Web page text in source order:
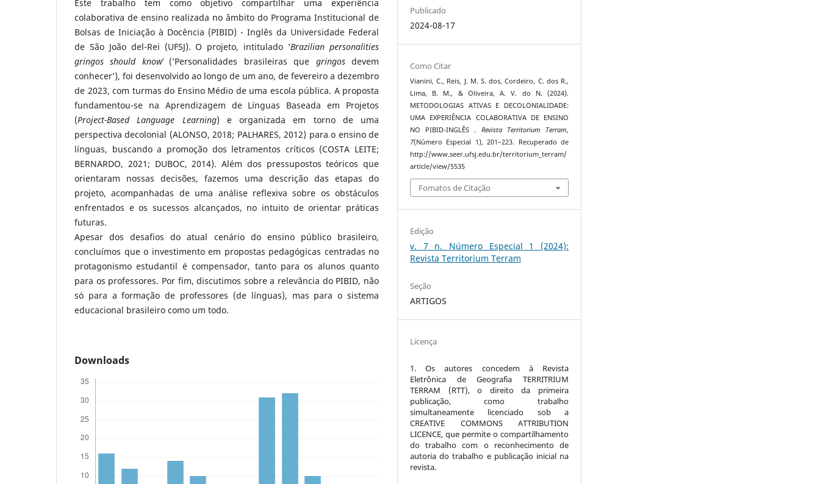
Este trabalho tem como objetivo compartilhar uma experiência
colaborativa de ensino realizada no âmbito do Programa Institucional de
Bolsas de Iniciação à Docência (PIBID) - Inglês da Universidade Federal
de São João del-Rei (UFSJ). O projeto, intitulado ‘Brazilian personalities
gringos should know’ (‘Personalidades brasileiras que gringosdevem
conhecer’), foi desenvolvido ao longo de um ano, de fevereiro a dezembro
de 2023, com turmas do Ensino Médio de uma escola pública. A proposta
fundamentou-se na Aprendizagem de Línguas Baseada em Projetos
(Project-Based Language Learning) e organizada em torno de uma
perspectiva decolonial (ALONSO, 2018; PALHARES, 2012) para o ensino de
línguas, buscando a promoção dos letramentos críticos (COSTA LEITE;
BERNARDO, 2021; DUBOC, 2014). Além dos pressupostos teóricos que
orientaram nossas decisões, fazemos uma descrição das etapas do
projeto, acompanhadas de uma análise reflexiva sobre os obstáculos
enfrentados e os sucessos alcançados, no intuito de orientar práticas
futuras.
Apesar dos desafios do atual cenário do ensino público brasileiro,
concluímos que o investimento em propostas pedagógicas centradas no
protagonismo estudantil é compensador, tanto para os alunos quanto
para os professores. Por fim, discutimos sobre a relevância do PIBID, não
só para a formação de professores (de línguas), mas para o sistema
educacional brasileiro como um todo.
Downloads
Publicado
2024-08-17
Como Citar
Vianini, C., Reis, J. M. S. dos, Cordeiro, C. dos R.,
Lima, B. M., & Oliveira, A. V. do N. (2024).
METODOLOGIAS ATIVAS E DECOLONIALIDADE:
UMA EXPERIÊNCIA COLABORATIVA DE ENSINO
NO PIBID-INGLÊS . Revista Territorium Terram,
7(Número Especial 1), 201–223. Recuperado de
http://www.seer.ufsj.edu.br/territorium_terram/
article/view/5535
Fomatos de Citação
Edição
v. 7 n. Número Especial 1 (2024):
Revista Territorium Terram
Seção
ARTIGOS
Licença
1. Os autores concedem à Revista
Eletrônica de Geografia TERRITRIUM
TERRAM (RTT), o direito da primeira
publicação, como trabalho
simultaneamente licenciado sob a
CREATIVE COMMONS ATTRIBUTION
LICENCE, que permite o compartilhamento
do trabalho com o reconhecimento de
autoria do trabalho e publicação inicial na
revista.